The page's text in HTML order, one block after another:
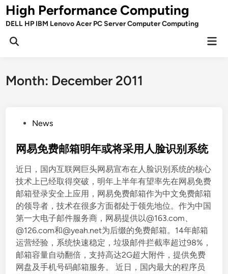
Skip
toHigh Performance Computing
DELL HP IBM Lenovo Acer PC Server Computer Computing
Open
Month: December 2011
s
e
d
i
n
News
网易免费邮箱明年或将采用人脸识别系统
近日，国内互联网巨头网易宣布在人脸识别系统的核心
技术上已经取得突破，明年上半年有望率先在网易免费
邮箱登录安全上应用，网易免费邮箱作为中文免费邮箱
的领导者，技术在很多方面都处于领先地位。作为中国
第一大电子邮件服务商，网易提供以@163.com、
@126.com和@yeah.net为后缀的免费邮箱。14年邮箱
运营经验，系统快速稳定，垃圾邮件拦截率超过98%，
邮箱容量自动翻倍，支持高达2G超大附件，提供免费
网盘及手机号码邮箱服务。 近日，国内最大的程序员